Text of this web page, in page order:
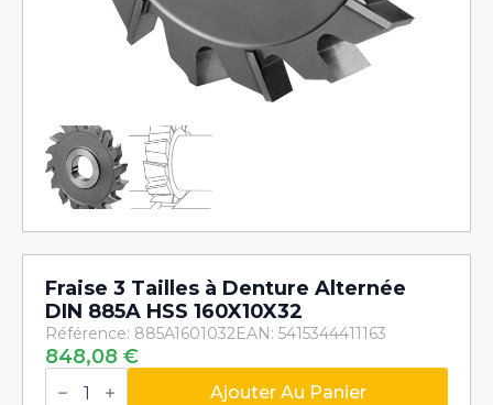
Fraise 3 Tailles à Denture Alternée
DIN 885A HSS 160X10X32
Référence: 885A1601032EAN: 5415344411163
848,08 €
quantité
de
Ajouter Au Panier